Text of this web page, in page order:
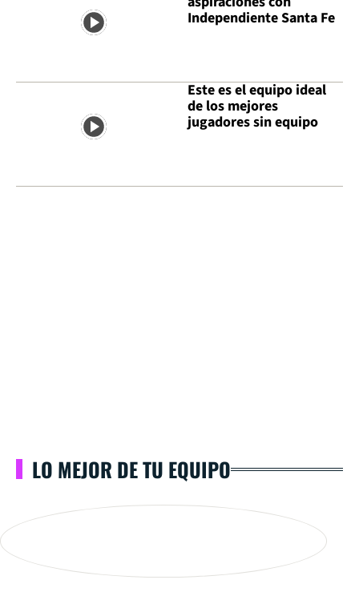
Independiente Santa Fe
Este es el equipo ideal
de los mejores
jugadores sin equipo
LO MEJOR DE TU EQUIPO